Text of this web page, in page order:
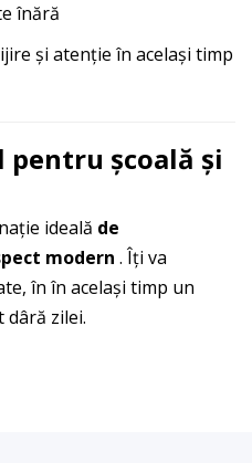
înără
și atenție în același timp
pentru școală și
ideală de
modern . Îți va
în în același timp un
zilei.